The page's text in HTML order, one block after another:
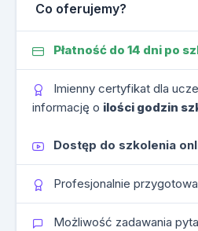
Co oferujemy?
Płatność do 14 dni po
Imienny certyfikat dla
informację o ilości godzin
Dostęp do szkolenia
Profesjonalnie
Możliwość zadawania